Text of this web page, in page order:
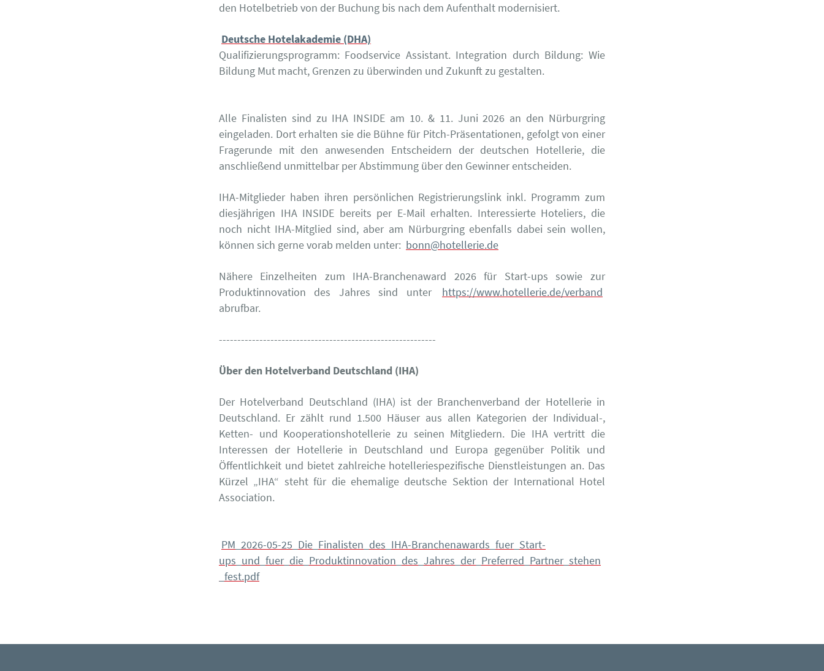
den Hotelbetrieb von der Buchung bis nach dem Aufenthalt modernisiert.
Deutsche Hotelakademie (DHA)
Qualifizierungsprogramm: Foodservice Assistant. Integration durch Bildung: Wie
Bildung Mut macht, Grenzen zu überwinden und Zukunft zu gestalten.
Alle Finalisten sind zu IHA INSIDE am 10. & 11. Juni 2026 an den Nürburgring
eingeladen. Dort erhalten sie die Bühne für Pitch-Präsentationen, gefolgt von einer
Fragerunde mit den anwesenden Entscheidern der deutschen Hotellerie, die
anschließend unmittelbar per Abstimmung über den Gewinner entscheiden.
IHA-Mitglieder haben ihren persönlichen Registrierungslink inkl. Programm zum
diesjährigen IHA INSIDE bereits per E-Mail erhalten. Interessierte Hoteliers, die
noch nicht IHA-Mitglied sind, aber am Nürburgring ebenfalls dabei sein wollen,
können sich gerne vorab melden unter: bonn@hotellerie.de
Nähere Einzelheiten zum IHA-Branchenaward 2026 für Start-ups sowie zur
Produktinnovation des Jahres sind unter
https://www.hotellerie.de/verband
abrufbar.
-----------------------------------------------------------
Über den Hotelverband Deutschland (IHA)
Der Hotelverband Deutschland (IHA) ist der Branchenverband der Hotellerie in
Deutschland. Er zählt rund 1.500 Häuser aus allen Kategorien der Individual-,
Ketten- und Kooperationshotellerie zu seinen Mitgliedern. Die IHA vertritt die
Interessen der Hotellerie in Deutschland und Europa gegenüber Politik und
Öffentlichkeit und bietet zahlreiche hotelleriespezifische Dienstleistungen an. Das
Kürzel „IHA“ steht für die ehemalige deutsche Sektion der International Hotel
Association.
PM_2026-05-25_Die_Finalisten_des_IHA-Branchenawards_fuer_Start-
ups_und_fuer_die_Produktinnovation_des_Jahres_der_Preferred_Partner_stehen
_fest.pdf